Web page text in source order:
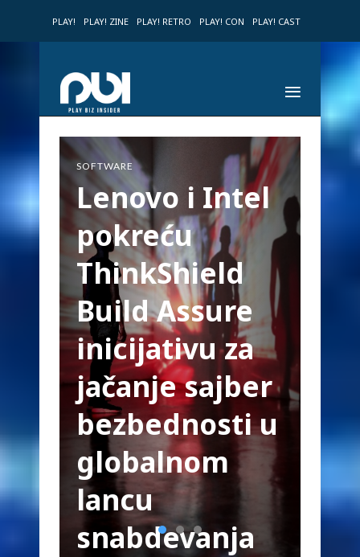
PLAY! PLAY! ZINE PLAY! RETRO PLAY! CON PLAY! CAST
SOFTWARE
Lenovo i Intel
pokreću
ThinkShield
Build Assure
inicijativu za
jačanje sajber
bezbednosti u
globalnom
lancu
snabdevanja